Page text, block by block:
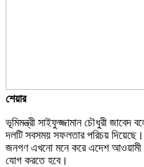
শেয়ার
ভূমিমন্ত্রী সাইফুজ্জামান চৌধুরী
দলটি সবসময় সফলতার পরিচয় দিয়েছে।
জনগণ এখনো মনে করে এদেশ আওয়ামী
যোগ করতে হবে।